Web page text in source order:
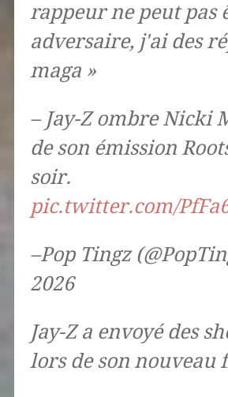
rappeur ne peut pas
adversaire, j'ai des
maga »
– Jay-Z ombre Nicki
de son émission
soir.
pic.twitter.com/
–Pop Tingz
2026
Jay-Z a envoyé des
lors de son nouveau